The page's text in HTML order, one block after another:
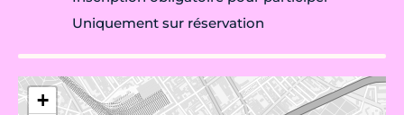
Uniquement sur réservation
+